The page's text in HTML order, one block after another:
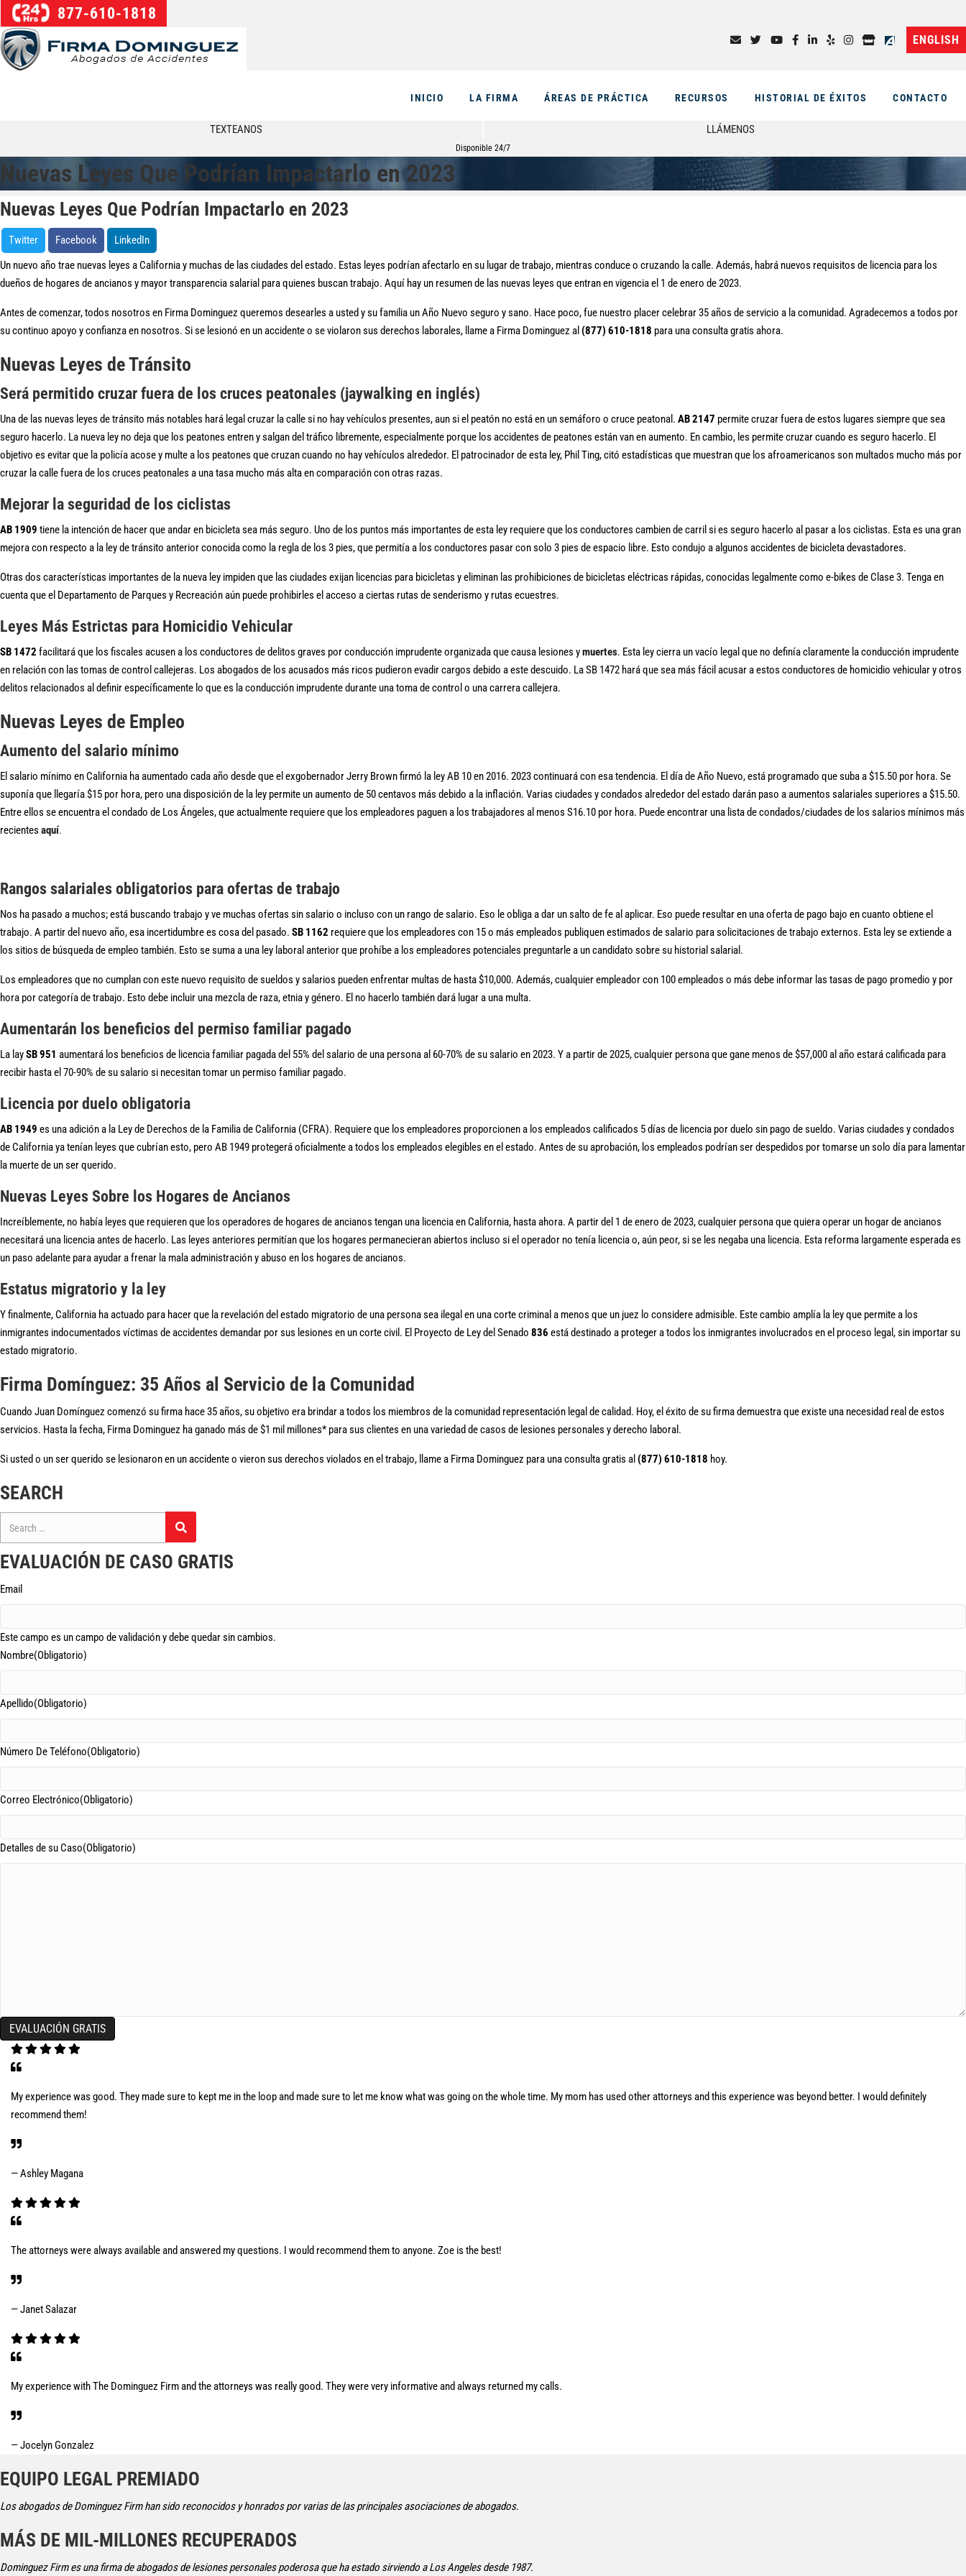
877-610-1818
ENGLISH
INICIO LA FIRMA ÁREAS DE PRÁCTICA RECURSOS HISTORIAL DE ÉXITOS CONTACTO
TEXTEANOS LLÁMENOS
Disponible 24/7
Nuevas Leyes Que Podrían Impactarlo en 2023
Nuevas Leyes Que Podrían Impactarlo en 2023
Twitter Facebook
LinkedIn
Un nuevo año trae nuevas leyes a California y muchas de las ciudades del estado. Estas leyes podrían afectarlo en su lugar de trabajo, mientras conduce o cruzando la calle. Además, habrá nuevos requisitos de licencia para los
dueños de hogares de ancianos y mayor transparencia salarial para quienes buscan trabajo. Aquí hay un resumen de las nuevas leyes que entran en vigencia el 1 de enero de 2023.
Antes de comenzar, todos nosotros en Firma Dominguez queremos desearles a usted y su familia un Año Nuevo seguro y sano. Hace poco, fue nuestro placer celebrar 35 años de servicio a la comunidad. Agradecemos a todos por
su continuo apoyo y confianza en nosotros. Si se lesionó en un accidente o se violaron sus derechos laborales, llame a Firma Dominguez al (877) 610-1818 para una consulta gratis ahora.
Nuevas Leyes de Tránsito
Será permitido cruzar fuera de los cruces peatonales (jaywalking en inglés)
Una de las nuevas leyes de tránsito más notables hará legal cruzar la calle si no hay vehículos presentes, aun si el peatón no está en un semáforo o cruce peatonal. AB 2147 permite cruzar fuera de estos lugares siempre que sea
seguro hacerlo. La nueva ley no deja que los peatones entren y salgan del tráfico libremente, especialmente porque los accidentes de peatones están van en aumento. En cambio, les permite cruzar cuando es seguro hacerlo. El
objetivo es evitar que la policía acose y multe a los peatones que cruzan cuando no hay vehículos alrededor. El patrocinador de esta ley, Phil Ting, citó estadísticas que muestran que los afroamericanos son multados mucho más por
cruzar la calle fuera de los cruces peatonales a una tasa mucho más alta en comparación con otras razas.
Mejorar la seguridad de los ciclistas
AB 1909 tiene la intención de hacer que andar en bicicleta sea más seguro. Uno de los puntos más importantes de esta ley requiere que los conductores cambien de carril si es seguro hacerlo al pasar a los ciclistas. Esta es una gran
mejora con respecto a la ley de tránsito anterior conocida como la regla de los 3 pies, que permitía a los conductores pasar con solo 3 pies de espacio libre. Esto condujo a algunos accidentes de bicicleta devastadores.
Otras dos características importantes de la nueva ley impiden que las ciudades exijan licencias para bicicletas y eliminan las prohibiciones de bicicletas eléctricas rápidas, conocidas legalmente como e-bikes de Clase 3. Tenga en
cuenta que el Departamento de Parques y Recreación aún puede prohibirles el acceso a ciertas rutas de senderismo y rutas ecuestres.
Leyes Más Estrictas para Homicidio Vehicular
SB 1472 facilitará que los fiscales acusen a los conductores de delitos graves por conducción imprudente organizada que causa lesiones ymuertes. Esta ley cierra un vacío legal que no definía claramente la conducción imprudente
en relación con las tomas de control callejeras. Los abogados de los acusados más ricos pudieron evadir cargos debido a este descuido. La SB 1472 hará que sea más fácil acusar a estos conductores de homicidio vehicular y otros
delitos relacionados al definir específicamente lo que es la conducción imprudente durante una toma de control o una carrera callejera.
Nuevas Leyes de Empleo
Aumento del salario mínimo
El salario mínimo en California ha aumentado cada año desde que el exgobernador Jerry Brown firmó la ley AB 10 en 2016. 2023 continuará con esa tendencia. El día de Año Nuevo, está programado que suba a $15.50 por hora. Se
suponía que llegaría $15 por hora, pero una disposición de la ley permite un aumento de 50 centavos más debido a la inflación. Varias ciudades y condados alrededor del estado darán paso a aumentos salariales superiores a $15.50.
Entre ellos se encuentra el condado de Los Ángeles, que actualmente requiere que los empleadores paguen a los trabajadores al menos S16.10 por hora. Puede encontrar una lista de condados/ciudades de los salarios mínimos más
recientes aquí.
Rangos salariales obligatorios para ofertas de trabajo
Nos ha pasado a muchos; está buscando trabajo y ve muchas ofertas sin salario o incluso con un rango de salario. Eso le obliga a dar un salto de fe al aplicar. Eso puede resultar en una oferta de pago bajo en cuanto obtiene el
trabajo. A partir del nuevo año, esa incertidumbre es cosa del pasado. SB 1162 requiere que los empleadores con 15 o más empleados publiquen estimados de salario para solicitaciones de trabajo externos. Esta ley se extiende a
los sitios de búsqueda de empleo también. Esto se suma a una ley laboral anterior que prohíbe a los empleadores potenciales preguntarle a un candidato sobre su historial salarial.
Los empleadores que no cumplan con este nuevo requisito de sueldos y salarios pueden enfrentar multas de hasta $10,000. Además, cualquier empleador con 100 empleados o más debe informar las tasas de pago promedio y por
hora por categoría de trabajo. Esto debe incluir una mezcla de raza, etnia y género. El no hacerlo también dará lugar a una multa.
Aumentarán los beneficios del permiso familiar pagado
La laySB 951 aumentará los beneficios de licencia familiar pagada del 55% del salario de una persona al 60-70% de su salario en 2023. Y a partir de 2025, cualquier persona que gane menos de $57,000 al año estará calificada para
recibir hasta el 70-90% de su salario si necesitan tomar un permiso familiar pagado.
Licencia por duelo obligatoria
AB 1949 es una adición a la Ley de Derechos de la Familia de California (CFRA). Requiere que los empleadores proporcionen a los empleados calificados 5 días de licencia por duelo sin pago de sueldo. Varias ciudades y condados
de California ya tenían leyes que cubrían esto, pero AB 1949 protegerá oficialmente a todos los empleados elegibles en el estado. Antes de su aprobación, los empleados podrían ser despedidos por tomarse un solo día para lamentar
la muerte de un ser querido.
Nuevas Leyes Sobre los Hogares de Ancianos
Increíblemente, no había leyes que requieren que los operadores de hogares de ancianos tengan una licencia en California, hasta ahora. A partir del 1 de enero de 2023, cualquier persona que quiera operar un hogar de ancianos
necesitará una licencia antes de hacerlo. Las leyes anteriores permitían que los hogares permanecieran abiertos incluso si el operador no tenía licencia o, aún peor, si se les negaba una licencia. Esta reforma largamente esperada es
un paso adelante para ayudar a frenar la mala administración y abuso en los hogares de ancianos.
Estatus migratorio y la ley
Y finalmente, California ha actuado para hacer que la revelación del estado migratorio de una persona sea ilegal en una corte criminal a menos que un juez lo considere admisible. Este cambio amplía la ley que permite a los
inmigrantes indocumentados víctimas de accidentes demandar por sus lesiones en un corte civil. El Proyecto de Ley del Senado 836 está destinado a proteger a todos los inmigrantes involucrados en el proceso legal, sin importar su
estado migratorio.
Firma Domínguez: 35 Años al Servicio de la Comunidad
Cuando Juan Domínguez comenzó su firma hace 35 años, su objetivo era brindar a todos los miembros de la comunidad representación legal de calidad. Hoy, el éxito de su firma demuestra que existe una necesidad real de estos
servicios. Hasta la fecha, Firma Dominguez ha ganado más de $1 mil millones* para sus clientes en una variedad de casos de lesiones personales y derecho laboral.
Si usted o un ser querido se lesionaron en un accidente o vieron sus derechos violados en el trabajo, llame a Firma Dominguez para una consulta gratis al (877) 610-1818 hoy.
SEARCH
EVALUACIÓN DE CASO GRATIS
Email
Este campo es un campo de validación y debe quedar sin cambios.
Nombre(Obligatorio)
Apellido(Obligatorio)
Número De Teléfono(Obligatorio)
Correo Electrónico(Obligatorio)
Detalles de su Caso(Obligatorio)
My experience was good. They made sure to kept me in the loop and made sure to let me know what was going on the whole time. My mom has used other attorneys and this experience was beyond better. I would definitely
recommend them!
— Ashley Magana
The attorneys were always available and answered my questions. I would recommend them to anyone. Zoe is the best!
— Janet Salazar
My experience with The Dominguez Firm and the attorneys was really good. They were very informative and always returned my calls.
— Jocelyn Gonzalez
EQUIPO LEGAL PREMIADO
Los abogados de Dominguez Firm han sido reconocidos y honrados por varias de las principales asociaciones de abogados.
MÁS DE MIL-MILLONES RECUPERADOS
Dominguez Firm es una firma de abogados de lesiones personales poderosa que ha estado sirviendo a Los Angeles desde 1987.